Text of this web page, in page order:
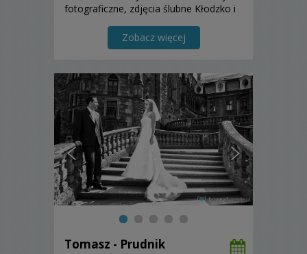
fotograficzne, zdjęcia ślubne Kłodzko i
Zobacz więcej
Tomasz - Prudnik